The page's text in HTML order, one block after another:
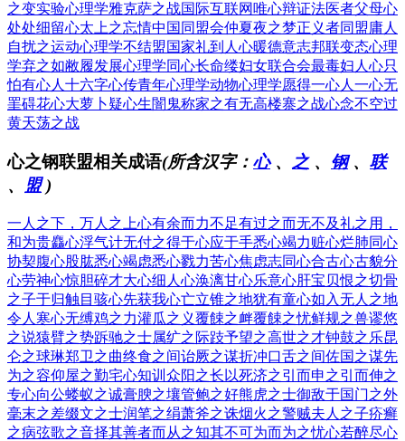
之变实验心理学雅克萨之战国际互联网 唯心辩证法医者父母心
处处细留心太上之忘情中国同盟会仲夏夜之梦正义者同盟庸人
自扰之运动心理学不结盟国家礼到人心暖德意志邦联变态心理
学弃之如敝履发展心理学同心长命缕妇女联合会最毒妇人心只
怕有心人 十六字心传青年心理学动物心理学愿得一心人 一心无
罣碍花心大萝卜疑心生闇鬼称家之有无高楼寨之战心念不空过
黄天荡之战
心之钢联盟相关成语(所含汉字： 心、 之、 钢、 联
、
盟)
一人之下，万人之上心有余而力不足有过之而无不及礼之用，
和为贵麤心浮气计无付之得于心应于手悉心竭力赃心烂肺同心
协契腹心股肱悉心竭虑悉心戮力苦心焦虑志同心合古心古貌分
心劳神心惊胆碎才大心细 人心涣漓甘心乐意心肝宝贝恨之切骨
之子于归触目骇心先获我心亡立锥之地犹有童心如入无人之地
令人寒心无缚鸡之力灌瓜之义覆餗之衅覆餗之忧鲜规之兽谬悠
之说猿臂之势跅驰之士属纩之际跂予望之高世之才钟鼓之乐昆
仑之球琳郑卫之曲终食之间诒厥之谋折冲口舌之间佐国之谋先
为之容仰屋之勤宅心知训 众阳之长 以死济之引而申之引而伸之
专心向公蝼蚁之诚膏腴之壤管鲍之好熊虎之士御敌于国门之外
毫末之差缀文之士润笔之绢萧斧之诛烟火之警贼夫人之子疥癣
之病弦歌之音择其善者而从之知其不可为而为之忧心若醉尽心